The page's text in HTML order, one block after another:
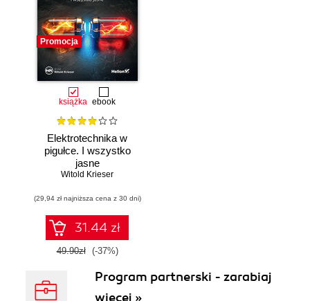
Promocja
książka ebook
Elektrotechnika w
pigułce. I wszystko
jasne
Witold Krieser
(29,94 zł najniższa cena z 30 dni)
31.44 zł
49.90zł (-37%)
Program partnerski - zarabiaj
więcej »